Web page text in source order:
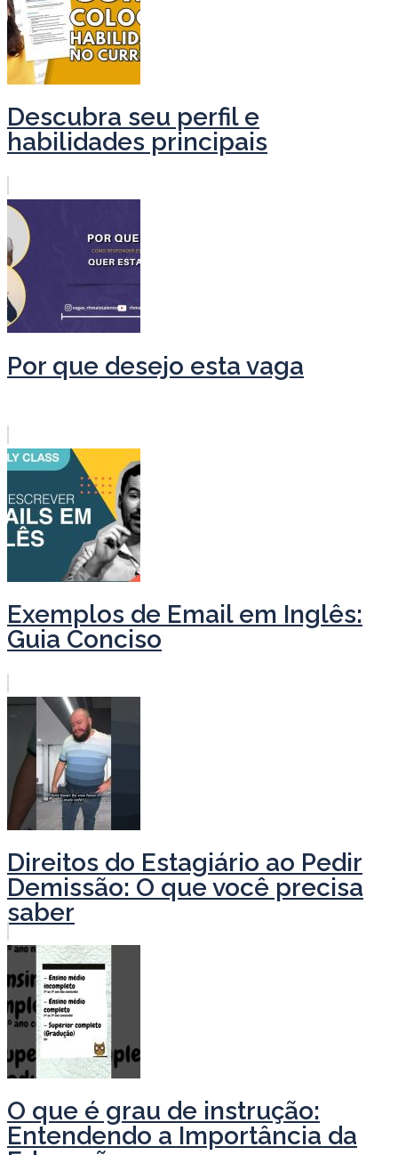
Descubra seu perfil e
habilidades principais
Por que desejo esta vaga
Exemplos de Email em Inglês:
Guia Conciso
Direitos do Estagiário ao Pedir
Demissão: O que você precisa
saber
O que é grau de instrução:
Entendendo a Importância da